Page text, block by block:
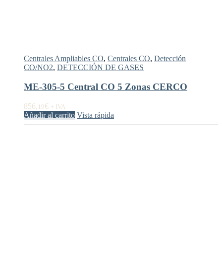
Centrales Ampliables CO, Centrales CO, Detección
CO/NO2, DETECCIÓN DE GASES
ME-305-5 Central CO 5 Zonas CERCO
856, 19€ + IVA
Añadir al carrito Vista rápida